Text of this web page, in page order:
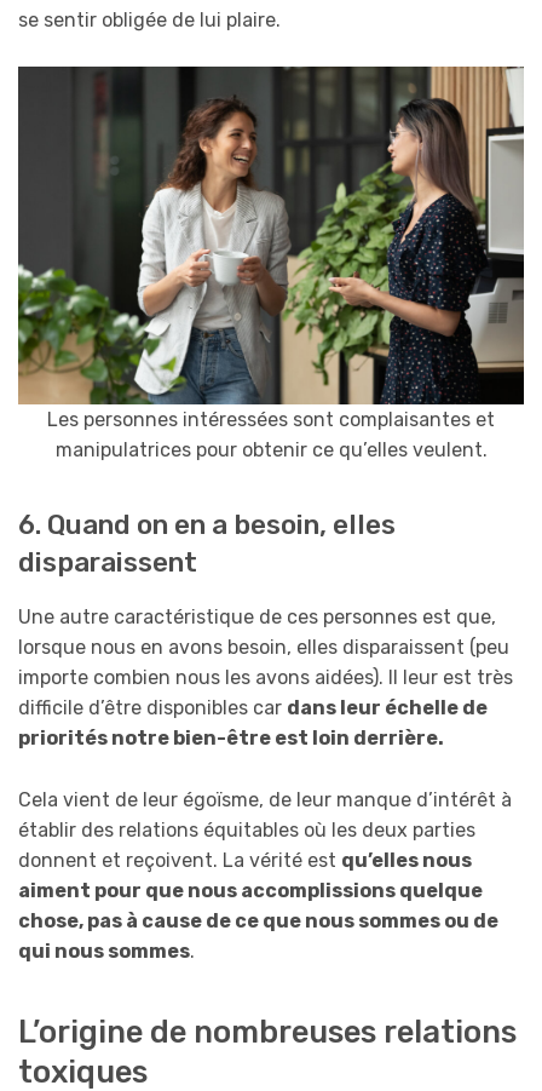
se sentir obligée de lui plaire.
Les personnes intéressées sont complaisantes et
manipulatrices pour obtenir ce qu’elles veulent.
6. Quand on en a besoin, elles
disparaissent
Une autre caractéristique de ces personnes est que,
lorsque nous en avons besoin, elles disparaissent (peu
importe combien nous les avons aidées). Il leur est très
difficile d’être disponibles car dans leur échelle de
priorités notre bien-être est loin derrière.
Cela vient de leur égoïsme, de leur manque d’intérêt à
établir des relations équitables où les deux parties
donnent et reçoivent. La vérité est qu’elles nous
aiment pour que nous accomplissions quelque
chose, pas à cause de ce que nous sommes ou de
qui nous sommes.
L’origine de nombreuses relations
toxiques